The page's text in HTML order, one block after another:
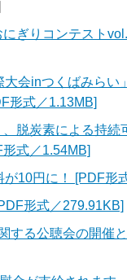
ぎりコンテスト
会inつくばみら
形式／1.13MB]
脱炭素による持
式／1.54MB]
10円に！ [PDF形
形式／279.91KB]
する公聴会の開